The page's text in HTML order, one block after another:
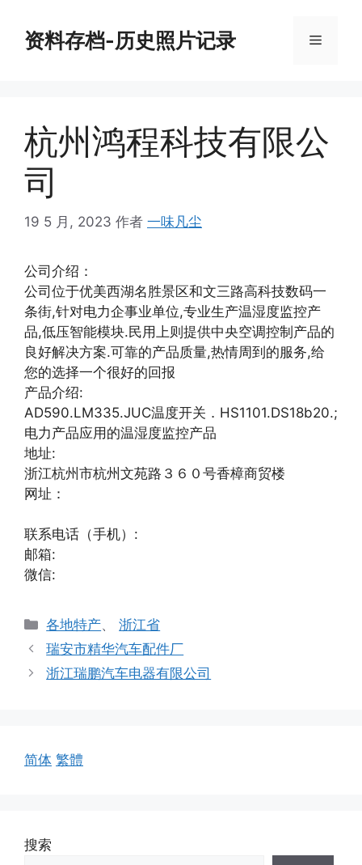
资料存档-历史照片记录 菜
杭州鸿程科技有限公
司
19 5 月, 2023 作者 一味凡尘
公司介绍：
公司位于优美西湖名胜景区和文三路高科技数码一
条街,针对电力企事业单位,专业生产温湿度监控产
品,低压智能模块.民用上则提供中央空调控制产品的
良好解决方案.可靠的产品质量,热情周到的服务,给
您的选择一个很好的回报
产品介绍:
AD590.LM335.JUC温度开关．HS1101.DS18b20.;
电力产品应用的温湿度监控产品
地址:
浙江杭州市杭州文苑路３６０号香樟商贸楼
网址：
联系电话（手机）:
邮箱:
微信:
分
类
各地特产、浙江省
瑞安市精华汽车配件厂
浙江瑞鹏汽车电器有限公司
简体 繁體
搜索